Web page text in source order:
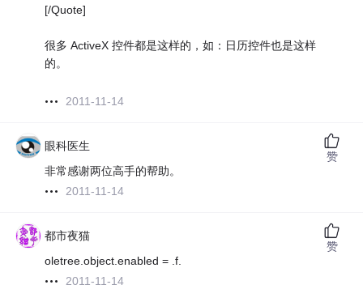
[/Quote]
很多 ActiveX 控件都是这样的，如：日历控件也是这样
的。
2011-11-14
眼科医生
非常感谢两位高手的帮助。
2011-11-14
赞
都市夜猫
oletree.object.enabled = .f.
2011-11-14
赞